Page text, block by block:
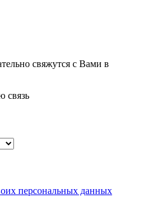
свяжутся с Вами в
связь
персональных данных